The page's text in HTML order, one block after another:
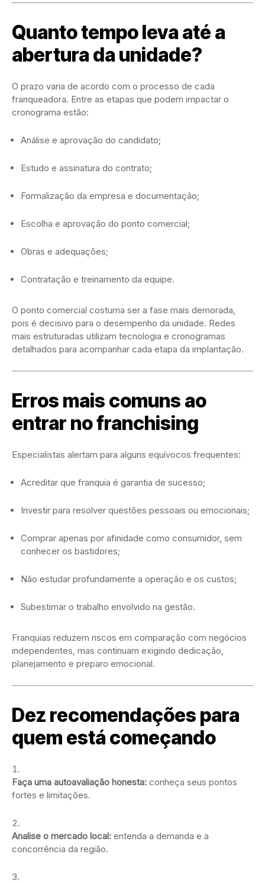
Quanto tempo leva até a
abertura da unidade?
O prazo varia de acordo com o processo de cada
franqueadora. Entre as etapas que podem impactar o
cronograma estão:
Análise e aprovação do candidato;
Estudo e assinatura do contrato;
Formalização da empresa e documentação;
Escolha e aprovação do ponto comercial;
Obras e adequações;
Contratação e treinamento da equipe.
O ponto comercial costuma ser a fase mais demorada,
pois é decisivo para o desempenho da unidade. Redes
mais estruturadas utilizam tecnologia e cronogramas
detalhados para acompanhar cada etapa da implantação.
Erros mais comuns ao
entrar no franchising
Especialistas alertam para alguns equívocos frequentes:
Acreditar que franquia é garantia de sucesso;
Investir para resolver questões pessoais ou emocionais;
Comprar apenas por afinidade como consumidor, sem
conhecer os bastidores;
Não estudar profundamente a operação e os custos;
Subestimar o trabalho envolvido na gestão.
Franquias reduzem riscos em comparação com negócios
independentes, mas continuam exigindo dedicação,
planejamento e preparo emocional.
Dez recomendações para
quem está começando
Faça uma autoavaliação honesta: conheça seus pontos
fortes e limitações.
Analise o mercado local: entenda a demanda e a
concorrência da região.